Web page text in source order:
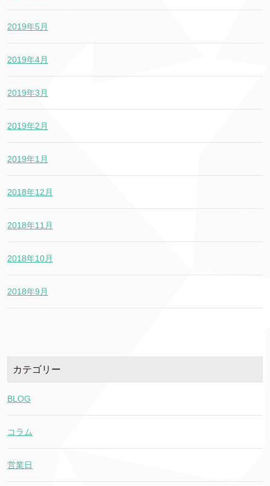
2019年5月
2019年4月
2019年3月
2019年2月
2019年1月
2018年12月
2018年11月
2018年10月
2018年9月
カテゴリー
BLOG
コラム
営業日